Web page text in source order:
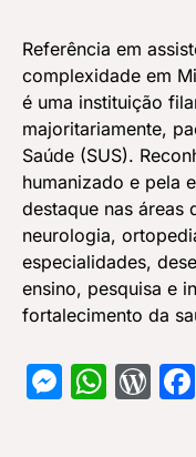
Referência em
complexidade em
é uma instituição
majoritariamente,
Saúde (SUS).
humanizado e pela
destaque nas áreas
neurologia,
especialidades,
ensino, pesquisa e
fortalecimento da